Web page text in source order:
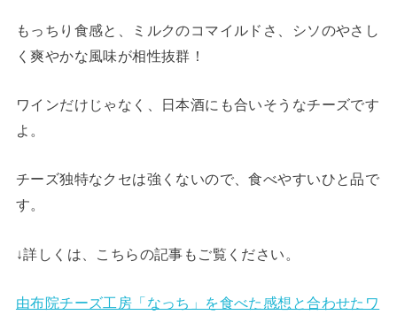
もっちり食感と、ミルクのコマイルドさ、シソのやさし
く爽やかな風味が相性抜群！
ワインだけじゃなく、日本酒にも合いそうなチーズです
よ。
チーズ独特なクセは強くないので、食べやすいひと品で
す。
↓詳しくは、こちらの記事もご覧ください。
由布院チーズ工房「なっち」を食べた感想と合わせたワ